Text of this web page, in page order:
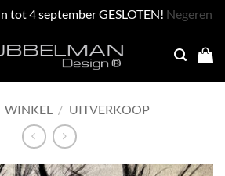
tot 4 september GESLOTEN! Negeren
WINKEL / UITVERKOOP